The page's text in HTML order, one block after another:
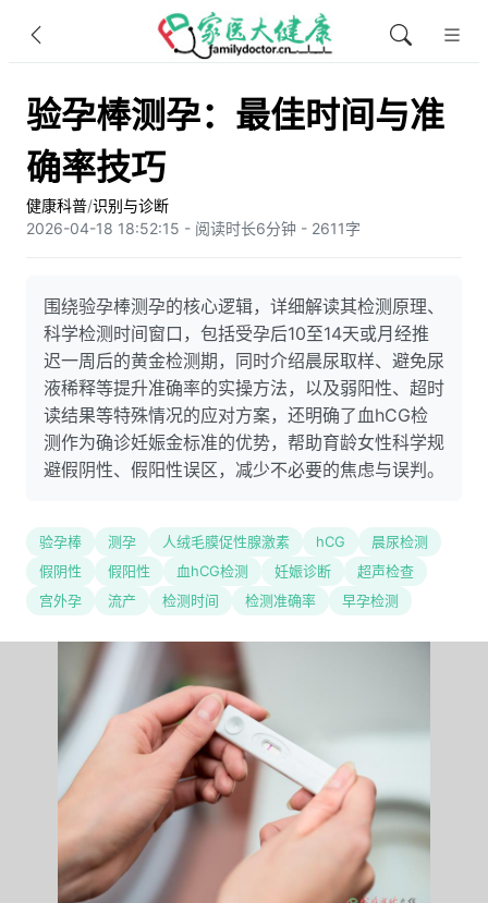
验孕棒测孕：最佳时间与准
确率技巧
健康科普/识别与诊断
2026-04-18 18:52:15 - 阅读时长6分钟 - 2611字
围绕验孕棒测孕的核心逻辑，详细解读其检测原理、
科学检测时间窗口，包括受孕后10至14天或月经推
迟一周后的黄金检测期，同时介绍晨尿取样、避免尿
液稀释等提升准确率的实操方法，以及弱阳性、超时
读结果等特殊情况的应对方案，还明确了血hCG检
测作为确诊妊娠金标准的优势，帮助育龄女性科学规
避假阴性、假阳性误区，减少不必要的焦虑与误判。
验孕棒 测孕 人绒毛膜促性腺激素 hCG
晨尿检测
假阴性
假阳性 血hCG检测 妊娠诊断
超声检查
宫外孕
流产 检测时间 检测准确率 早孕检测